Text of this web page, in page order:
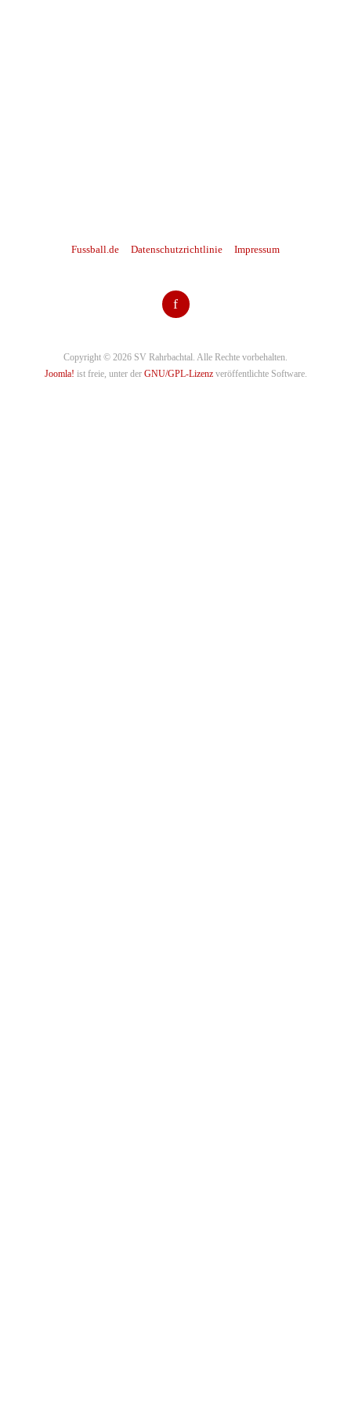
Fussball.de Datenschutzrichtlinie Impressum
f
Copyright © 2026 SV Rahrbachtal. Alle Rechte vorbehalten.
Joomla! ist freie, unter der GNU/GPL-Lizenzveröffentlichte Software.